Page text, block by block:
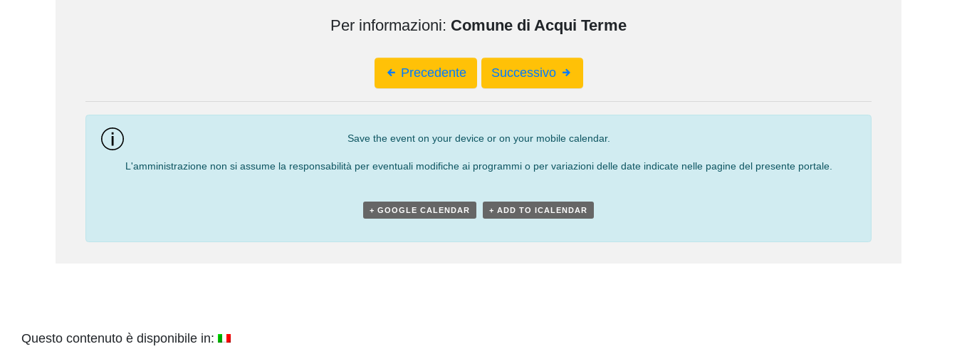
Per informazioni: Comune di Acqui Terme
Navigation
Precedente Successivo
Save the event on your device or on your mobile calendar.
L'amministrazione non si assume la responsabilità per eventuali modifiche ai programmi o per variazioni delle date indicate nelle pagine del presente portale.
+ GOOGLE CALENDAR + ADD TO ICALENDAR
Questo contenuto è disponibile in: